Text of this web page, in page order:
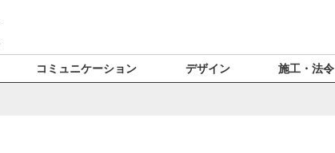
コミュニケーション デザイン 施工・法令